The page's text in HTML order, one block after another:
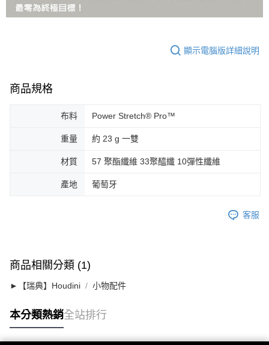
顯示電腦版詳細說明
商品規格
布料 Power Stretch® Pro™
重量 約 23 g 一雙
材質 57 聚酯纖維 33聚醯纖 10彈性纖維
產地 葡萄牙
客服
商品相關分類 (1)
►【瑞典】Houdini 小物配件
本分類熱銷全站排行